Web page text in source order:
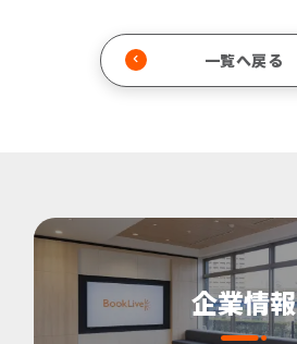
一覧へ戻る
企業情報